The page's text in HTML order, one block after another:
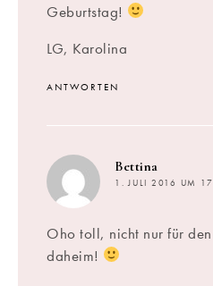
Geburtstag!
LG, Karolina
ANTWORTEN
Bettina
1. JULI 2016 UM
Oho toll, nicht nur für
daheim!